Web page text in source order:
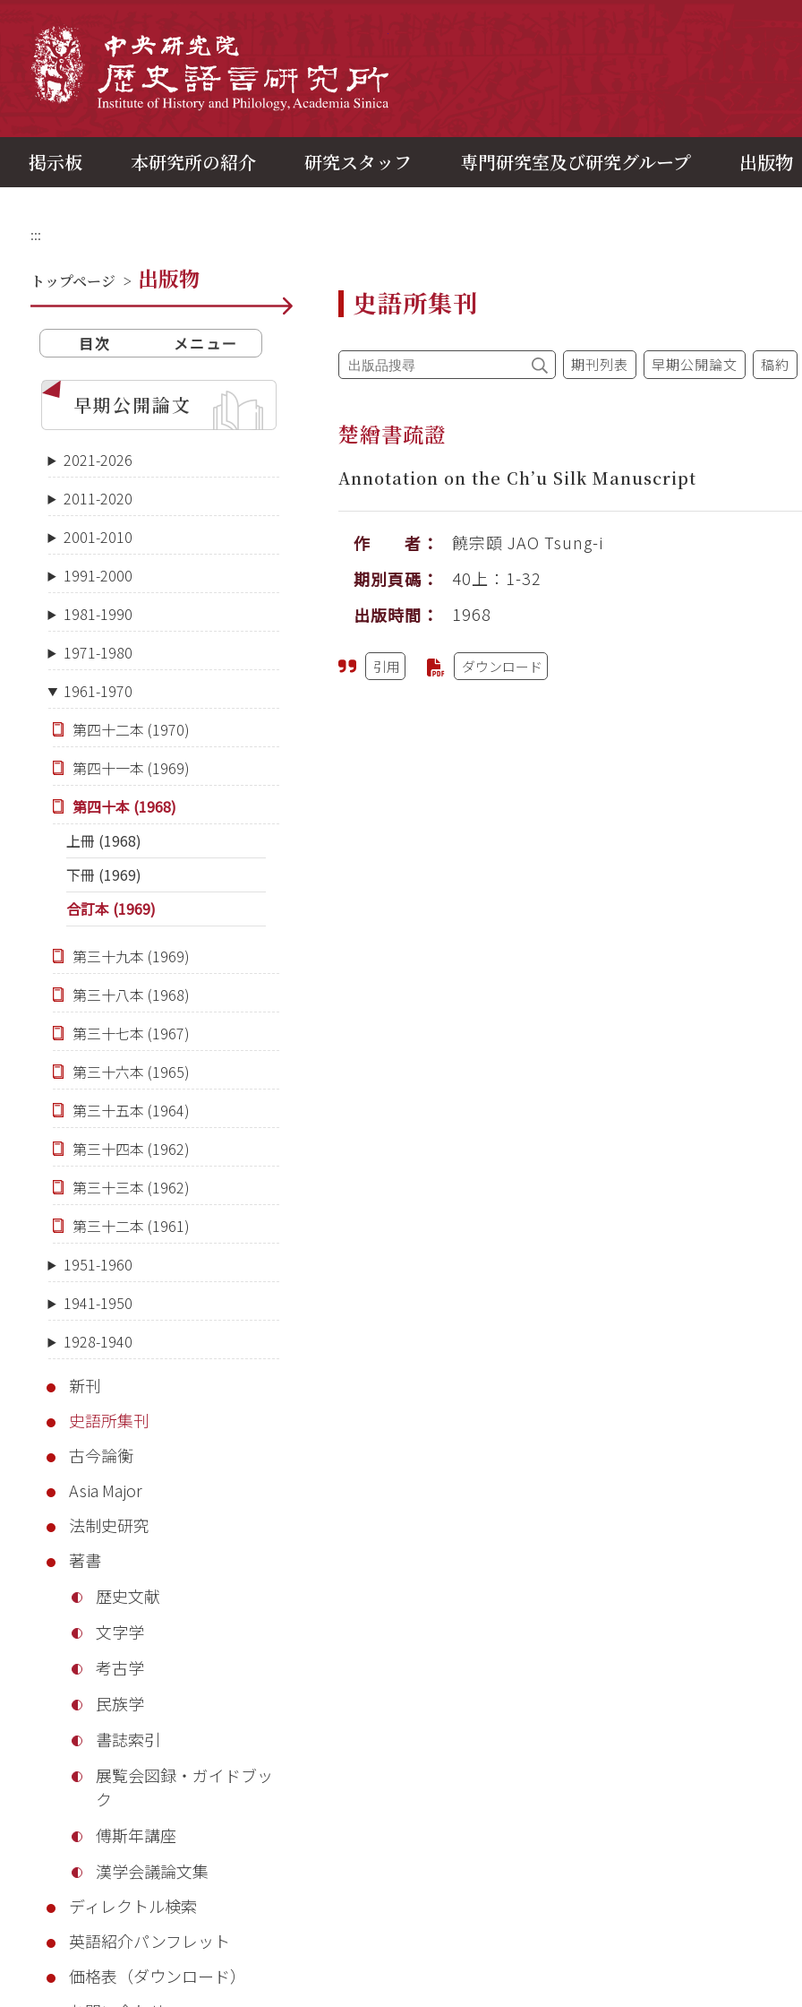
掲示板 本研究所の紹介 研究スタッフ 専門研究室及び研究グループ 出版物
:::
トップページ > 出版物
目次 メニュー
早期公開論文
2021-2026
2011-2020
2001-2010
1991-2000
1981-1990
1971-1980
1961-1970
第四十二本 (1970)
第四十一本 (1969)
第四十本 (1968)
上冊 (1968)
下冊 (1969)
合訂本 (1969)
第三十九本 (1969)
第三十八本 (1968)
第三十七本 (1967)
第三十六本 (1965)
第三十五本 (1964)
第三十四本 (1962)
第三十三本 (1962)
第三十二本 (1961)
1951-1960
1941-1950
1928-1940
新刊
史語所集刊
古今論衡
Asia Major
法制史研究
著書
歴史文献
文字学
考古学
民族学
書誌索引
展覧会図録・ガイドブッ
ク
傅斯年講座
漢学会議論文集
ディレクトル検索
英語紹介パンフレット
価格表（ダウンロード）
史語所集刊
期刊列表 早期公開論文 稿約
楚繒書疏證
Annotation on the Ch’u Silk Manuscript
作 者： 饒宗頤JAO Tsung-i
期別頁碼：
40上：1-32
出版時間：
1968
引用 ダウンロード